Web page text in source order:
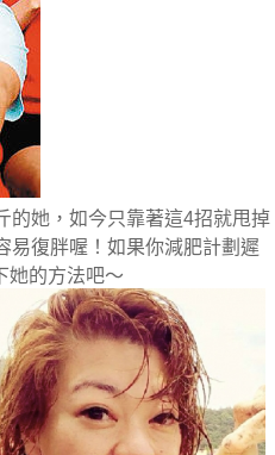
的她，如今只靠著這4招就甩掉
易復胖喔！如果你減肥計劃遲
她的方法吧～